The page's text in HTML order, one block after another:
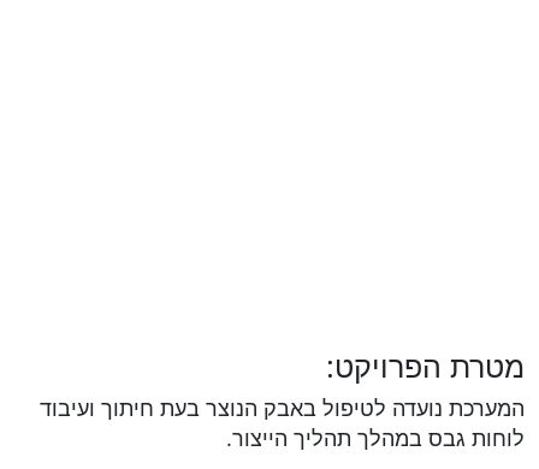
מטרת הפרויקט:
המערכת נועדה לטיפול באבק הנוצר בעת חיתוך ועיבוד
לוחות גבס במהלך תהליך הייצור.